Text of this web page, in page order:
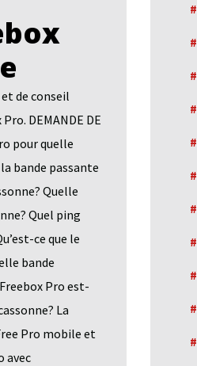
de conseil
DEMANDE DE
pour quelle
bande passante
Quelle
Quel ping
ce que le
bande
Pro est-
La
Pro mobile et
avec